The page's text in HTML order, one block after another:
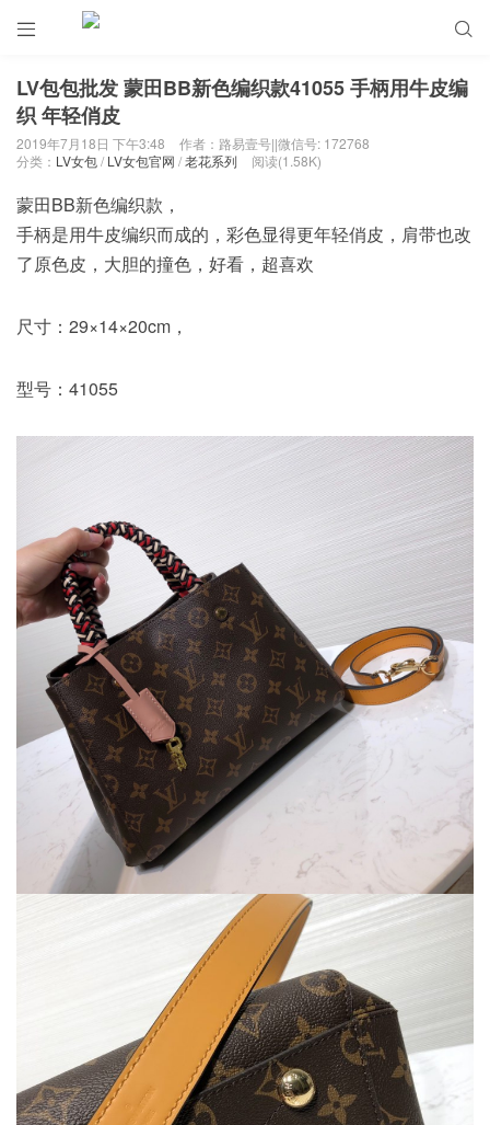
 
LV包包批发 蒙田BB新色编织款41055 手柄用牛皮编
织 年轻俏皮
2019年7月18日 下午3:48
作者：路易壹号||微信号: 172768
分类： LV女包/ LV女包官网 /老花系列 阅读(1.58K)
蒙田BB新色编织款，
手柄是用牛皮编织而成的，彩色显得更年轻俏皮，肩带也改
了原色皮，大胆的撞色，好看，超喜欢
尺寸：29×14×20cm，
型号：41055